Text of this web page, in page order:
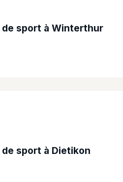
de sport à Winterthur
de sport à Dietikon